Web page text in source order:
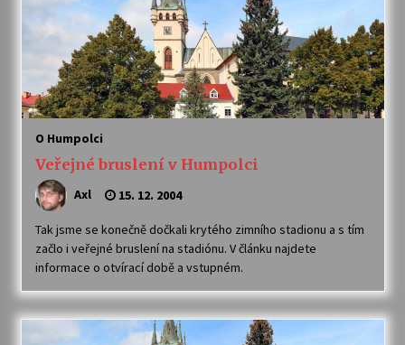
30. 7. 2026
Veselí muzikanti
30. 7. 2026
šedesátka: 28. 7.–1. 8. 2026
Letní koncerty ve Stromovce: Kolchoz a
Jenakaši
28. 7. 2026
23. 7. 2026
O Humpolci
Veřejné bruslení v Humpolci
Axl 15. 12. 2004
Tak jsme se konečně dočkali krytého zimního stadionu a s tím
začlo i veřejné bruslení na stadiónu. V článku najdete
informace o otvírací době a vstupném.